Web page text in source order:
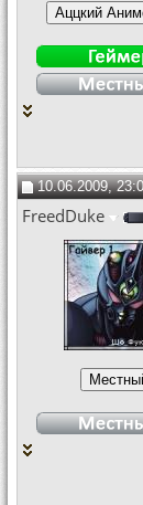
10.06.2009,
FreedDuke